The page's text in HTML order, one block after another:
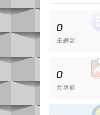
0
主题数
0
分享数